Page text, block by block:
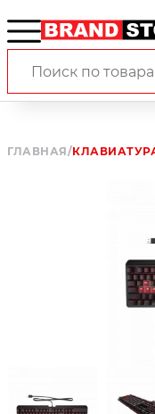
ГЛАВНАЯ/КЛАВИАТУРА